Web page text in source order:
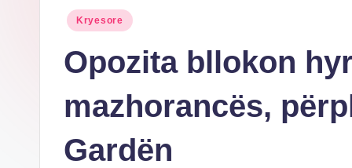
ngut
Posted
Kryesore
Opozita bllokon
mazhorancës,
Gardën